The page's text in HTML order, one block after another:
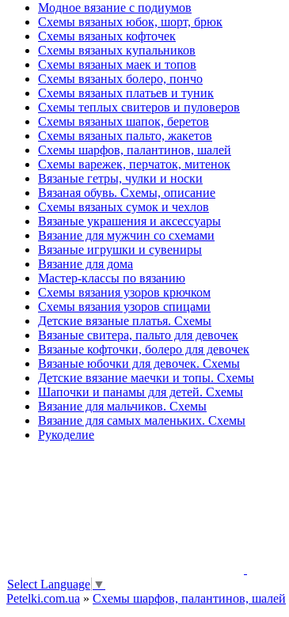
Модное вязание с подиумов
Схемы вязаных юбок, шорт, брюк
Схемы вязаных кофточек
Схемы вязаных купальников
Схемы вязаных маек и топов
Схемы вязаных болеро, пончо
Схемы вязаных платьев и туник
Схемы теплых свитеров и пуловеров
Схемы вязаных шапок, беретов
Схемы вязаных пальто, жакетов
Схемы шарфов, палантинов, шалей
Схемы варежек, перчаток, митенок
Вязаные гетры, чулки и носки
Вязаная обувь. Схемы, описание
Схемы вязаных сумок и чехлов
Вязаные украшения и аксессуары
Вязание для мужчин со схемами
Вязаные игрушки и сувениры
Вязание для дома
Мастер-классы по вязанию
Схемы вязания узоров крючком
Схемы вязания узоров спицами
Детские вязаные платья. Схемы
Вязаные свитера, пальто для девочек
Вязаные кофточки, болеро для девочек
Вязаные юбочки для девочек. Схемы
Детские вязание маечки и топы. Схемы
Шапочки и панамы для детей. Схемы
Вязание для мальчиков. Схемы
Вязание для самых маленьких. Схемы
Рукоделие
Select Language ▼
Petelki.com.ua » Схемы шарфов, палантинов, шалей